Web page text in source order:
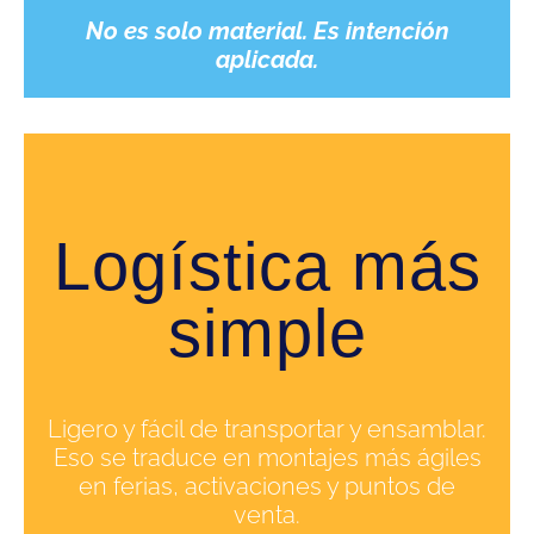
No es solo material. Es intención
aplicada.
Logística más
simple
Ligero y fácil de transportar y ensamblar.
Eso se traduce en montajes más ágiles
en ferias, activaciones y puntos de
venta.